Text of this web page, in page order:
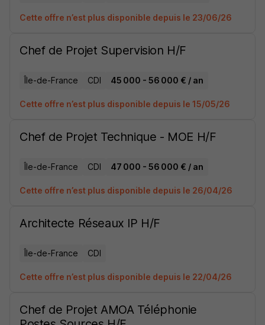
Cette offre n’est plus disponible depuis le 23/06/26
Chef de Projet Supervision H/F
Île-de-France CDI 45 000 - 56 000 € / an
Cette offre n’est plus disponible depuis le 15/05/26
Chef de Projet Technique - MOE H/F
Île-de-France CDI 47 000 - 56 000 € / an
Cette offre n’est plus disponible depuis le 26/04/26
Architecte Réseaux IP H/F
Île-de-France CDI
Cette offre n’est plus disponible depuis le 22/04/26
Chef de Projet AMOA Téléphonie